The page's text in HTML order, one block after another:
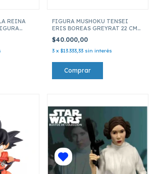
REINA
FIGURA MUSHOKU TENSEI
ERIS BOREAS GREYRAT 22 CM
$40.000,00
3 x $13.333,33 sin interés